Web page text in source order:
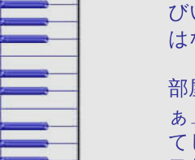
び
は
部
て